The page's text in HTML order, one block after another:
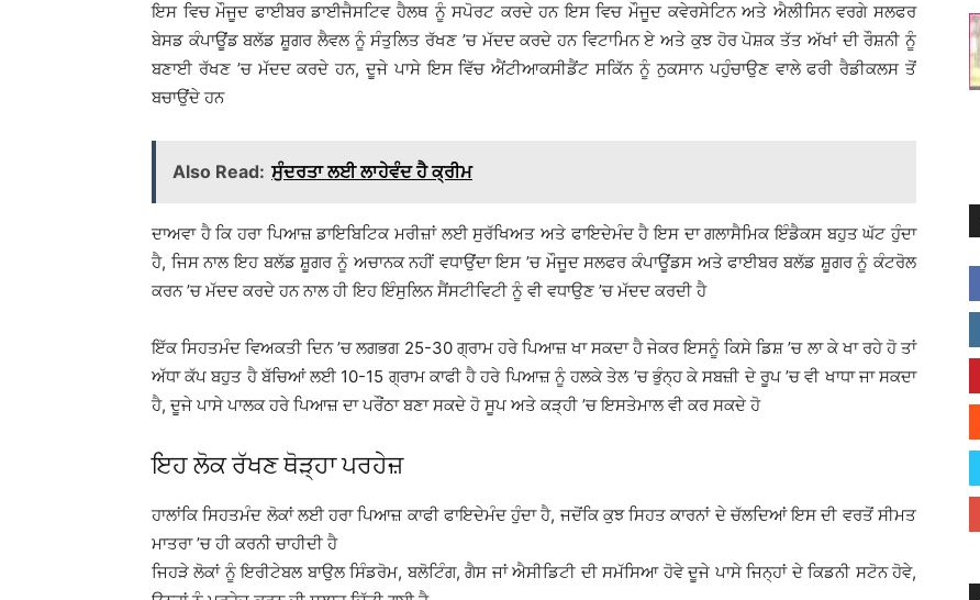
ਇਸ ਵਿਚ ਮੌਜੂਦ ਫਾਈਬਰ ਡਾਈਜੈਸਟਿਵ ਹੈਲਥ ਨੂੰ ਸਪੋਰਟ ਕਰਦੇ ਹਨ ਇਸ ਵਿਚ ਮੌਜੂਦ ਕਵੇਰਸੇਟਿਨ ਅਤੇ ਐਲੀਸਿਨ ਵਰਗੇ ਸਲਫਰ
ਬੇਸਡ ਕੰਪਾਊਂਡ ਬਲੱਡ ਸ਼ੂਗਰ ਲੈਵਲ ਨੂੰ ਸੰਤੁਲਿਤ ਰੱਖਣ ’ਚ ਮੱਦਦ ਕਰਦੇ ਹਨ ਵਿਟਾਮਿਨ ਏ ਅਤੇ ਕੁਝ ਹੋਰ ਪੋਸ਼ਕ ਤੱਤ ਅੱਖਾਂ ਦੀ ਰੌਸ਼ਨੀ ਨੂੰ
ਬਣਾਈ ਰੱਖਣ ’ਚ ਮੱਦਦ ਕਰਦੇ ਹਨ, ਦੂਜੇ ਪਾਸੇ ਇਸ ਵਿੱਚ ਐਂਟੀਆਕਸੀਡੈਂਟ ਸਕਿੱਨ ਨੂੰ ਨੁਕਸਾਨ ਪਹੁੰਚਾਉਣ ਵਾਲੇ ਫਰੀ ਰੈਡੀਕਲਸ ਤੋਂ
ਬਚਾਉਂਦੇ ਹਨ
Also Read: ਸੁੰਦਰਤਾ ਲਈ ਲਾਹੇਵੰਦ ਹੈ ਕ੍ਰੀਮ
ਦਾਅਵਾ ਹੈ ਕਿ ਹਰਾ ਪਿਆਜ਼ ਡਾਇਬਿਟਿਕ ਮਰੀਜ਼ਾਂ ਲਈ ਸੁਰੱਖਿਅਤ ਅਤੇ ਫਾਇਦੇਮੰਦ ਹੈ ਇਸ ਦਾ ਗਲਾਸੈਮਿਕ ਇੰਡੈਕਸ ਬਹੁਤ ਘੱਟ ਹੁੰਦਾ
ਹੈ, ਜਿਸ ਨਾਲ ਇਹ ਬਲੱਡ ਸ਼ੂਗਰ ਨੂੰ ਅਚਾਨਕ ਨਹੀਂ ਵਧਾਉਂਦਾ ਇਸ ’ਚ ਮੌਜੂਦ ਸਲਫਰ ਕੰਪਾਊਂਡਸ ਅਤੇ ਫਾਈਬਰ ਬਲੱਡ ਸ਼ੂਗਰ ਨੂੰ ਕੰਟਰੋਲ
ਕਰਨ ’ਚ ਮੱਦਦ ਕਰਦੇ ਹਨ ਨਾਲ ਹੀ ਇਹ ਇੰਸੁਲਿਨ ਸੈਂਸਟੀਵਿਟੀ ਨੂੰ ਵੀ ਵਧਾਉਣ ’ਚ ਮੱਦਦ ਕਰਦੀ ਹੈ
ਇੱਕ ਸਿਹਤਮੰਦ ਵਿਅਕਤੀ ਦਿਨ ’ਚ ਲਗਭਗ 25-30 ਗ੍ਰਾਮ ਹਰੇ ਪਿਆਜ਼ ਖਾ ਸਕਦਾ ਹੈ ਜੇਕਰ ਇਸਨੂੰ ਕਿਸੇ ਡਿਸ਼ ’ਚ ਲਾ ਕੇ ਖਾ ਰਹੇ ਹੋ ਤਾਂ
ਅੱਧਾ ਕੱਪ ਬਹੁਤ ਹੈ ਬੱਚਿਆਂ ਲਈ 10-15 ਗ੍ਰਾਮ ਕਾਫੀ ਹੈ ਹਰੇ ਪਿਆਜ਼ ਨੂੰ ਹਲਕੇ ਤੇਲ ’ਚ ਭੁੰਨ੍ਹ ਕੇ ਸਬਜ਼ੀ ਦੇ ਰੂਪ ’ਚ ਵੀ ਖਾਧਾ ਜਾ ਸਕਦਾ
ਹੈ, ਦੂਜੇ ਪਾਸੇ ਪਾਲਕ ਹਰੇ ਪਿਆਜ਼ ਦਾ ਪਰੌਂਠਾ ਬਣਾ ਸਕਦੇ ਹੋ ਸੂਪ ਅਤੇ ਕੜ੍ਹੀ ’ਚ ਇਸਤੇਮਾਲ ਵੀ ਕਰ ਸਕਦੇ ਹੋ
ਇਹ ਲੋਕ ਰੱਖਣ ਥੋੜ੍ਹਾ ਪਰਹੇਜ਼
ਹਾਲਾਂਕਿ ਸਿਹਤਮੰਦ ਲੋਕਾਂ ਲਈ ਹਰਾ ਪਿਆਜ਼ ਕਾਫੀ ਫਾਇਦੇਮੰਦ ਹੁੰਦਾ ਹੈ, ਜਦੋਂਕਿ ਕੁਝ ਸਿਹਤ ਕਾਰਨਾਂ ਦੇ ਚੱਲਦਿਆਂ ਇਸ ਦੀ ਵਰਤੋਂ ਸੀਮਤ
ਮਾਤਰਾ ’ਚ ਹੀ ਕਰਨੀ ਚਾਹੀਦੀ ਹੈ
ਜਿਹੜੇ ਲੋਕਾਂ ਨੂੰ ਇਰੀਟੇਬਲ ਬਾਉਲ ਸਿੰਡਰੋਮ, ਬਲੋਟਿੰਗ, ਗੈਸ ਜਾਂ ਐਸੀਡਿਟੀ ਦੀ ਸਮੱਸਿਆ ਹੋਵੇ ਦੂਜੇ ਪਾਸੇ ਜਿਨ੍ਹਾਂ ਦੇ ਕਿਡਨੀ ਸਟੋਨ ਹੋਵੇ,